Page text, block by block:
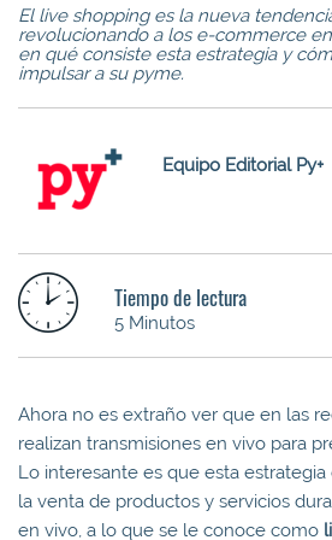
El live shopping es la nueva
revolucionando a los e-commerce
en qué consiste esta estrategia y
impulsar a su pyme.
Equipo Editorial Py+
Tiempo de lectura
5 Minutos
Ahora no es extraño ver que en las
realizan transmisiones en vivo para
Lo interesante es que esta
la venta de productos y servicios
en vivo, a lo que se le conoce como